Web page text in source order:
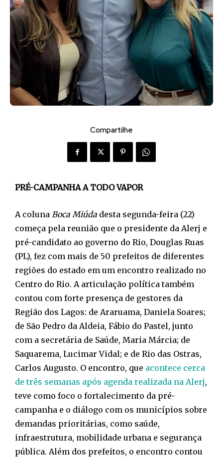
Compartilhe
PRÉ-CAMPANHA A TODO VAPOR
A coluna Boca Miúda desta segunda-feira (22)
começa pela reunião que o presidente da Alerj e
pré-candidato ao governo do Rio, Douglas Ruas
(PL), fez com mais de 50 prefeitos de diferentes
regiões do estado em um encontro realizado no
Centro do Rio. A articulação política também
contou com forte presença de gestores da
Região dos Lagos: de Araruama, Daniela Soares;
de São Pedro da Aldeia, Fábio do Pastel, junto
com a secretária de Saúde, Maria Márcia; de
Saquarema, Lucimar Vidal; e de Rio das Ostras,
Carlos Augusto. O encontro, que acontece cerca
de três semanas após agenda realizada na Alerj,
teve como foco o fortalecimento da pré-
campanha e o diálogo com os municípios sobre
demandas prioritárias, como saúde,
infraestrutura, mobilidade urbana e segurança
pública. Além dos prefeitos, o encontro contou